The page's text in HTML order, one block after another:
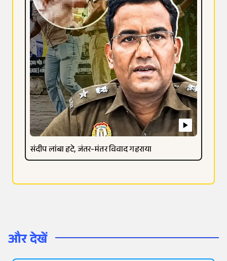
संदीप लांबा हटे, जंतर-मंतर विवाद गहराया
और देखें